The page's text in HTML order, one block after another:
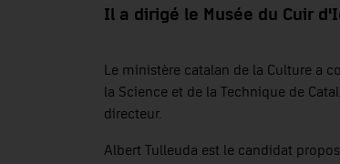
Il a dirigé le Musée du Cuir
Le ministère catalan de la Culture a
la Science et de la Technique de
directeur.
Albert Tulleuda est le candidat